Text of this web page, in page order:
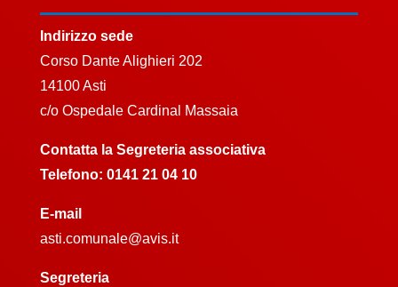
Indirizzo sede
Corso Dante Alighieri 202
14100 Asti
c/o Ospedale Cardinal Massaia
Contatta la Segreteria associativa
Telefono: 0141 21 04 10
E-mail
asti.comunale@avis.it
Segreteria